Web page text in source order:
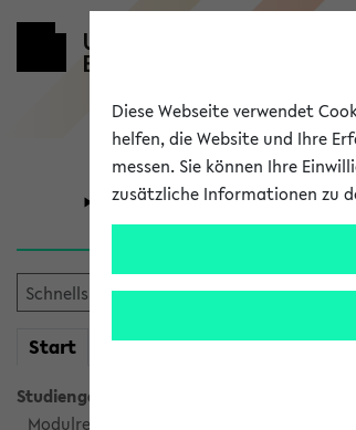
Universität
Start meineKVV
Studiengangsauswahl
Modulrecherche
Diese Webseite verwendet
helfen, die Website und Ihre
messen. Sie können Ihre
zusätzliche Informationen zu